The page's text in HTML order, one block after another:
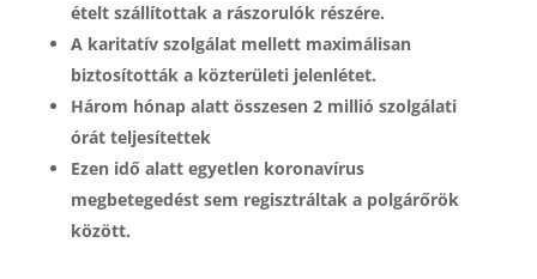
ételt szállítottak a rászorulók részére.
A karitatív szolgálat mellett maximálisan
biztosították a közterületi jelenlétet.
Három hónap alatt összesen 2 millió szolgálati
órát teljesítettek
Ezen idő alatt egyetlen koronavírus
megbetegedést sem regisztráltak a polgárőrök
között.